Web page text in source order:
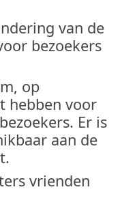
van de
bezoekers
op
hebben voor
Er is
aan de
vrienden